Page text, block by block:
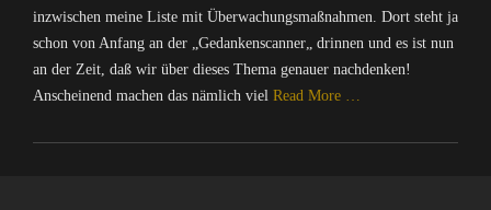
inzwischen meine Liste mit Überwachungsmaßnahmen. Dort steht ja
schon von Anfang an der „Gedankenscanner„ drinnen und es ist nun
an der Zeit, daß wir über dieses Thema genauer nachdenken!
Anscheinend machen das nämlich viel Read More …
Categories